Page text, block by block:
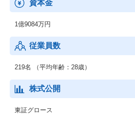
ルチラシ)の閲覧数、お買い物後のレシー
資本金
1億9084万円
従業員数
219名 （平均年齢：28歳）
株式公開
東証グロース